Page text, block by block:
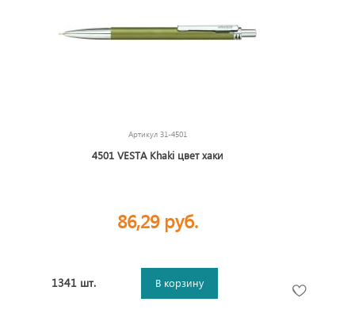
Артикул 31-4501
4501 VESTA Khaki цвет хаки
86,29 руб.
1341 шт. В корзину